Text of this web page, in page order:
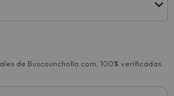
de Buscounchollo.com, 100% verificadas.